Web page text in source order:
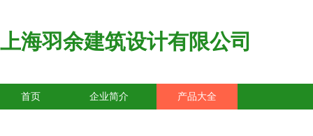
上海羽余建筑设计有限公司
首页 企业简介 产品大全